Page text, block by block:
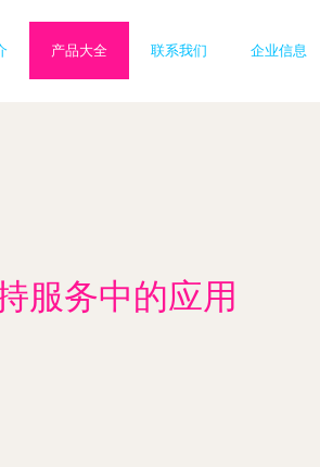
产品大全 联系我们 企业信息
服务中的应用